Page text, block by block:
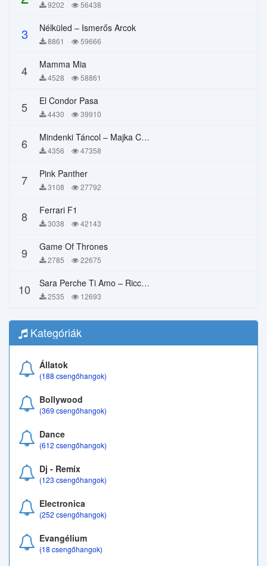
9202 56438
3 Nélküled – Ismerős Arcok
8861 59666
4 Mamma Mia
4528 58861
5 El Condor Pasa
4430 39910
6 Mindenki Táncol – Majka Curtis, Péter Majoros
4356 47358
7 Pink Panther
3108 27792
8 Ferrari F1
3038 42143
9 Game Of Thrones
2785 22675
10 Sara Perche Ti Amo – Ricchi E Poveri
2535 12693
Kategóriák
Állatok
(188 csengőhangok)
Bollywood
(369 csengőhangok)
Dance
(612 csengőhangok)
Dj - Remix
(123 csengőhangok)
Electronica
(252 csengőhangok)
Evangélium
(18 csengőhangok)